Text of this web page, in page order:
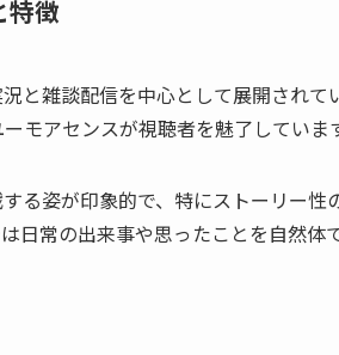
特徴
と雑談配信を中心として展開されて
モアセンスが視聴者を魅了していま
る姿が印象的で、特にストーリー
日常の出来事や思ったことを自然体